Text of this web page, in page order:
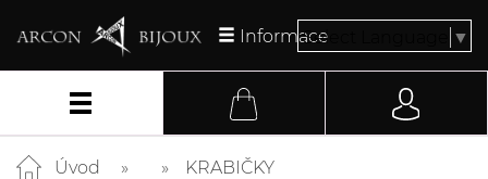
InformaceSelect Language ▼
Úvod KRABIČKY